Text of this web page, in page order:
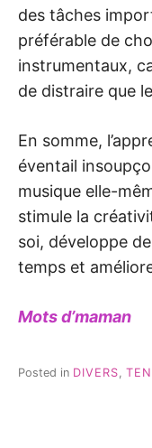
des tâches
préférable de
instrumentaux,
de distraire que
En somme,
éventail
musique elle-
stimule la
soi, développe
temps et
Mots d’maman
Posted in DIVERS